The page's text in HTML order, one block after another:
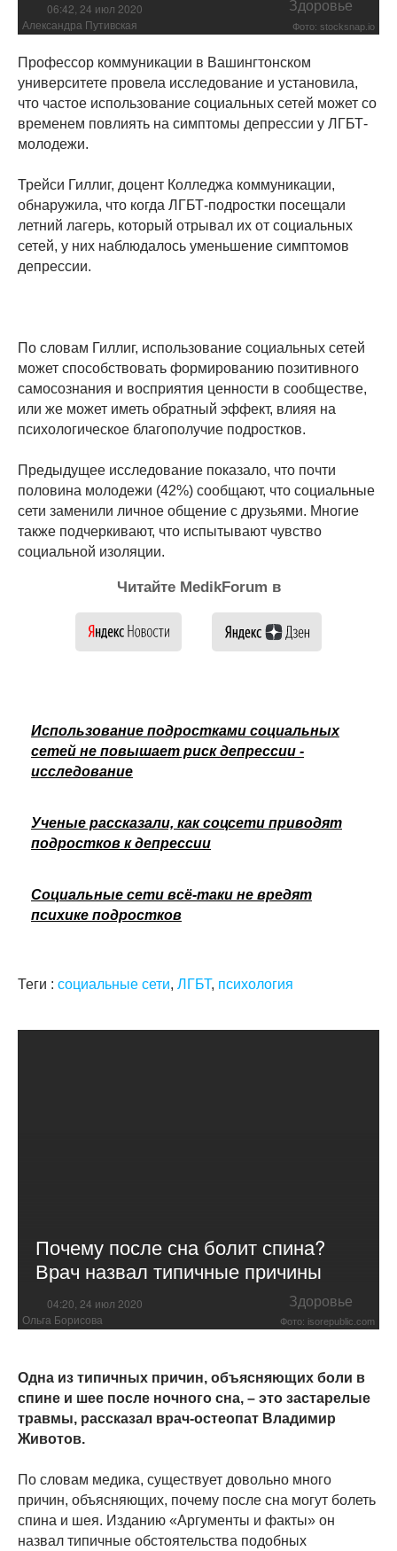
06:42, 24 июл 2020 Здоровье
Александра Путивская Фото: stocksnap.io
Профессор коммуникации в Вашингтонском
университете провела исследование и установила,
что частое использование социальных сетей может со
временем повлиять на симптомы депрессии у ЛГБТ-
молодежи.
Трейси Гиллиг, доцент Колледжа коммуникации,
обнаружила, что когда ЛГБТ-подростки посещали
летний лагерь, который отрывал их от социальных
сетей, у них наблюдалось уменьшение симптомов
депрессии.
По словам Гиллиг, использование социальных сетей
может способствовать формированию позитивного
самосознания и восприятия ценности в сообществе,
или же может иметь обратный эффект, влияя на
психологическое благополучие подростков.
Предыдущее исследование показало, что почти
половина молодежи (42%) сообщают, что социальные
сети заменили личное общение с друзьями. Многие
также подчеркивают, что испытывают чувство
социальной изоляции.
Читайте MedikForum в
Использование подростками социальных
сетей не повышает риск депрессии -
исследование
Ученые рассказали, как соцсети приводят
подростков к депрессии
Социальные сети всё-таки не вредят
психике подростков
Теги : социальные сети, ЛГБТ, психология
Почему после сна болит спина?
Врач назвал типичные причины
04:20, 24 июл 2020 Здоровье
Ольга Борисова Фото: isorepublic.com
Одна из типичных причин, объясняющих боли в
спине и шее после ночного сна, – это застарелые
травмы, рассказал врач-остеопат Владимир
Животов.
По словам медика, существует довольно много
причин, объясняющих, почему после сна могут болеть
спина и шея. Изданию «Аргументы и факты» он
назвал типичные обстоятельства подобных